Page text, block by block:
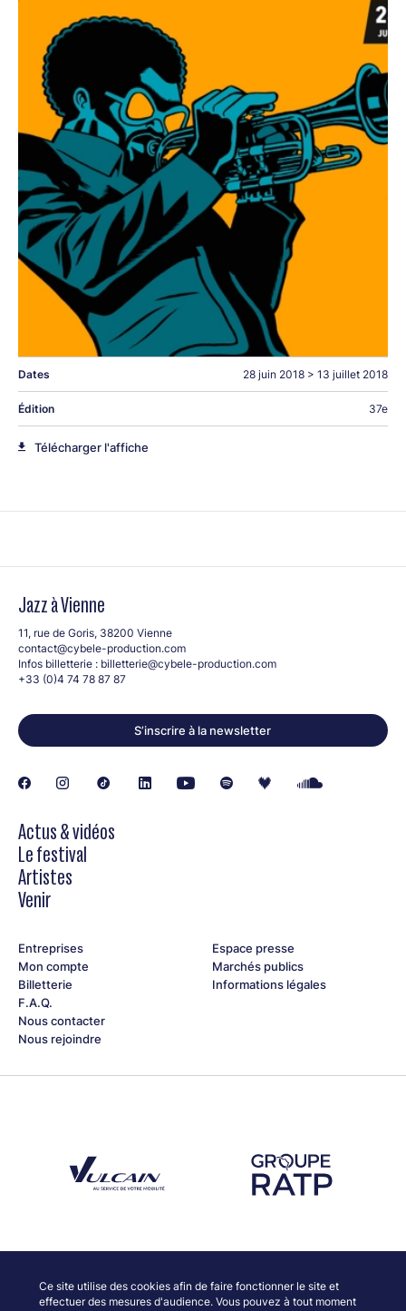
Ce site utilise des cookies afin de faire fonctionner le site et
effectuer des mesures d'audience. Vous pouvez à tout moment
Dates 28 juin 2018 > 13 juillet 2018
Édition 37e
Télécharger l'affiche
Jazz à Vienne
11, rue de Goris, 38200 Vienne
contact@cybele-production.com
Infos billetterie : billetterie@cybele-production.com
+33 (0)4 74 78 87 87
S’inscrire à la newsletter
Actus & vidéos
Le festival
Artistes
Venir
Entreprises
Mon compte
Billetterie
F.A.Q.
Nous contacter
Nous rejoindre
Espace presse
Marchés publics
Informations légales